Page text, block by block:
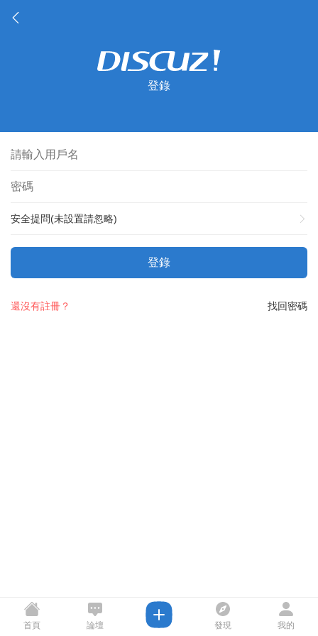
登錄
安全提問(未設置請忽略)
登錄
找回密碼
還沒有註冊？
首頁 論壇 發現 我的